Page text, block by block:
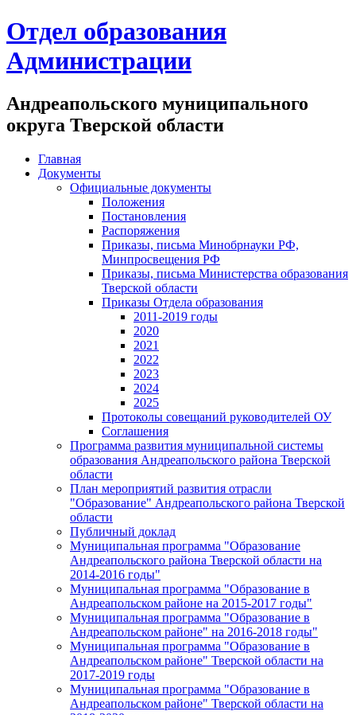
Отдел образования
Администрации
Андреапольского муниципального
округа Тверской области
Главная
Документы
Официальные документы
Положения
Постановления
Распоряжения
Приказы, письма Минобрнауки РФ,
Минпросвещения РФ
Приказы, письма Министерства образования
Тверской области
Приказы Отдела образования
2011-2019 годы
2020
2021
2022
2023
2024
2025
Протоколы совещаний руководителей ОУ
Соглашения
Программа развития муниципальной системы
образования Андреапольского района Тверской
области
План мероприятий развития отрасли
"Образование" Андреапольского района Тверской
области
Публичный доклад
Муниципальная программа "Образование
Андреапольского района Тверской области на
2014-2016 годы"
Муниципальная программа "Образование в
Андреапольском районе на 2015-2017 годы"
Муниципальная программа "Образование в
Андреапольском районе" на 2016-2018 годы"
Муниципальная программа "Образование в
Андреапольском районе" Тверской области на
2017-2019 годы
Муниципальная программа "Образование в
Андреапольском районе" Тверской области на